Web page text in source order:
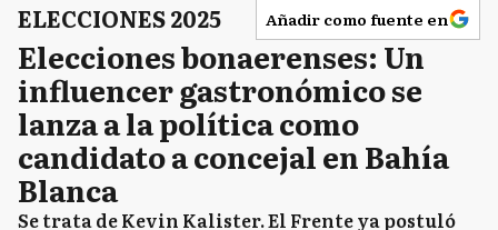
ELECCIONES 2025 Añadir como fuente en
Elecciones bonaerenses: Un
influencer gastronómico se
lanza a la política como
candidato a concejal en Bahía
Blanca
Se trata de Kevin Kalister. El Frente ya postuló